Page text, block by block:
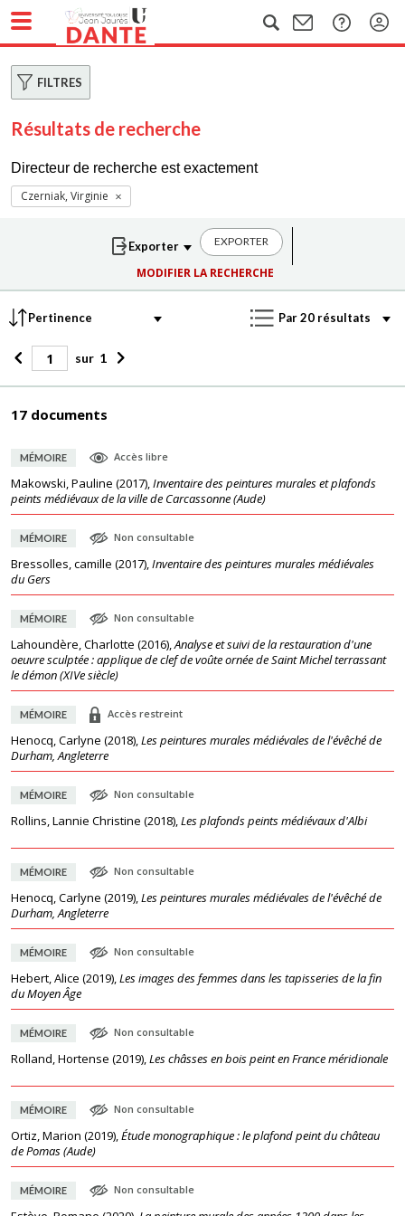
FILTRES
Résultats de recherche
Directeur de recherche est exactement
Czerniak, Virginie
EXPORTER
MODIFIER LA RECHERCHE
sur 1
17 documents
MÉMOIRE Accès libre
Makowski, Pauline (2017),Inventaire des peintures murales et plafonds
peints médiévaux de la ville de Carcassonne (Aude)
MÉMOIRE Non consultable
Bressolles, camille (2017),Inventaire des peintures murales médiévales
du Gers
MÉMOIRE Non consultable
Lahoundère, Charlotte (2016),Analyse et suivi de la restauration d'une
oeuvre sculptée : applique de clef de voûte ornée de Saint Michel terrassant
le démon (XIVe siècle)
MÉMOIRE Accès restreint
Henocq, Carlyne (2018),Les peintures murales médiévales de l'évêché de
Durham, Angleterre
MÉMOIRE Non consultable
Rollins, Lannie Christine (2018),Les plafonds peints médiévaux d'Albi
MÉMOIRE Non consultable
Henocq, Carlyne (2019),Les peintures murales médiévales de l'évêché de
Durham, Angleterre
MÉMOIRE Non consultable
Hebert, Alice (2019),Les images des femmes dans les tapisseries de la fin
du Moyen Âge
MÉMOIRE Non consultable
Rolland, Hortense (2019),Les châsses en bois peint en France méridionale
MÉMOIRE Non consultable
Ortiz, Marion (2019),Étude monographique : le plafond peint du château
de Pomas (Aude)
MÉMOIRE Non consultable